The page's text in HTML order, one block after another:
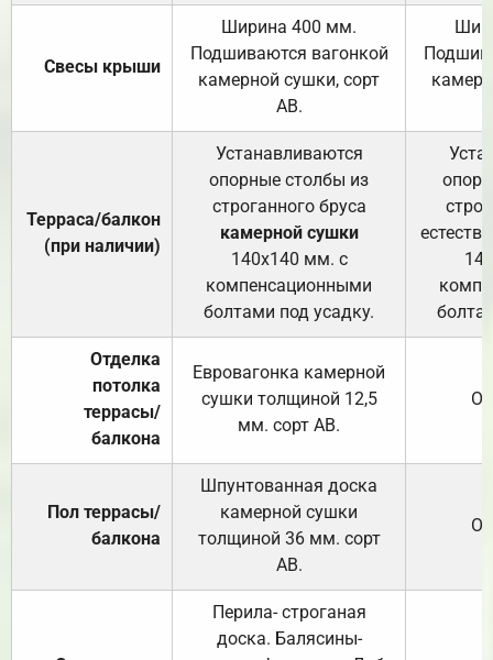
Свесы крыши
Ширина 400 мм.
Подшиваются вагонкой
камерной сушки, сорт
АВ.
Терраса/балкон
(при наличии)
Устанавливаются
опорные столбы из
строганного бруса
камерной сушки
140х140 мм. с
компенсационными
болтами под усадку.
Отделка
потолка
террасы/
балкона
Евровагонка камерной
сушки толщиной 12,5
мм. сорт АВ.
Пол террасы/
балкона
Шпунтованная доска
камерной сушки
толщиной 36 мм. сорт
АВ.
Перила- строганая
доска. Балясины-